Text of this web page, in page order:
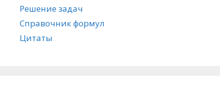
Решение задач
Справочник формул
Цитаты